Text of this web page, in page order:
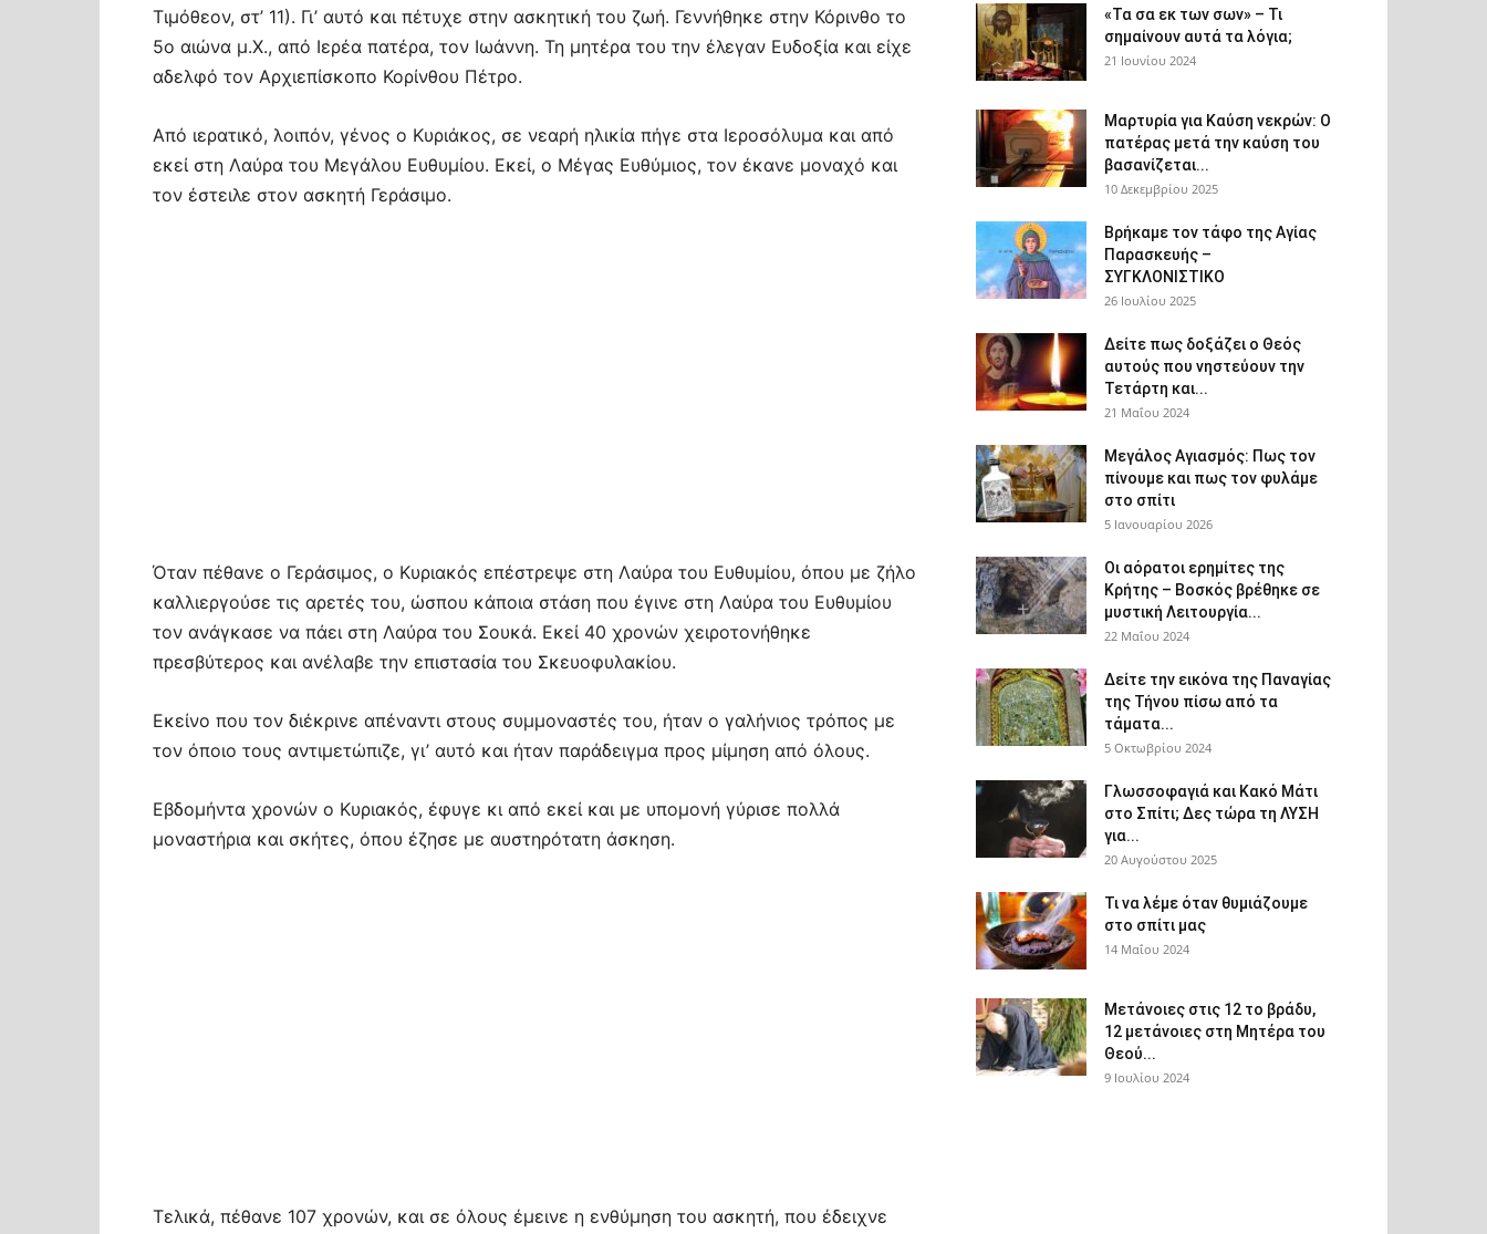
Τιμόθεον, στ’ 11). Γι’ αυτό και πέτυχε στην ασκητική του ζωή. Γεννήθηκε στην Κόρινθο το
5ο αιώνα μ.Χ., από Ιερέα πατέρα, τον Ιωάννη. Τη μητέρα του την έλεγαν Ευδοξία και είχε
αδελφό τον Αρχιεπίσκοπο Κορίνθου Πέτρο.
Από ιερατικό, λοιπόν, γένος ο Κυριάκος, σε νεαρή ηλικία πήγε στα Ιεροσόλυμα και από
εκεί στη Λαύρα του Μεγάλου Ευθυμίου. Εκεί, ο Μέγας Ευθύμιος, τον έκανε μοναχό και
τον έστειλε στον ασκητή Γεράσιμο.
Όταν πέθανε ο Γεράσιμος, ο Κυριακός επέστρεψε στη Λαύρα του Ευθυμίου, όπου με ζήλο
καλλιεργούσε τις αρετές του, ώσπου κάποια στάση που έγινε στη Λαύρα του Ευθυμίου
τον ανάγκασε να πάει στη Λαύρα του Σουκά. Εκεί 40 χρονών χειροτονήθηκε
πρεσβύτερος και ανέλαβε την επιστασία του Σκευοφυλακίου.
Εκείνο που τον διέκρινε απέναντι στους συμμοναστές του, ήταν ο γαλήνιος τρόπος με
τον όποιο τους αντιμετώπιζε, γι’ αυτό και ήταν παράδειγμα προς μίμηση από όλους.
Εβδομήντα χρονών ο Κυριακός, έφυγε κι από εκεί και με υπομονή γύρισε πολλά
μοναστήρια και σκήτες, όπου έζησε με αυστηρότατη άσκηση.
Τελικά, πέθανε 107 χρονών, και σε όλους έμεινε η ενθύμηση του ασκητή, που έδειχνε
«Τα σα εκ των σων» – Τι
σημαίνουν αυτά τα λόγια;
21 Ιουνίου 2024
Μαρτυρία για Καύση νεκρών: Ο
πατέρας μετά την καύση του
βασανίζεται...
10 Δεκεμβρίου 2025
Βρήκαμε τον τάφο της Αγίας
Παρασκευής –
ΣΥΓΚΛΟΝΙΣΤΙΚΟ
26 Ιουλίου 2025
Δείτε πως δοξάζει ο Θεός
αυτούς που νηστεύουν την
Τετάρτη και...
21 Μαΐου 2024
Μεγάλος Αγιασμός: Πως τον
πίνουμε και πως τον φυλάμε
στο σπίτι
5 Ιανουαρίου 2026
Οι αόρατοι ερημίτες της
Κρήτης – Βοσκός βρέθηκε σε
μυστική Λειτουργία...
22 Μαΐου 2024
Δείτε την εικόνα της Παναγίας
της Τήνου πίσω από τα
τάματα...
5 Οκτωβρίου 2024
Γλωσσοφαγιά και Κακό Μάτι
στο Σπίτι; Δες τώρα τη ΛΥΣΗ
για...
20 Αυγούστου 2025
Τι να λέμε όταν θυμιάζουμε
στο σπίτι μας
14 Μαΐου 2024
Μετάνοιες στις 12 το βράδυ,
12 μετάνοιες στη Μητέρα του
Θεού...
9 Ιουλίου 2024